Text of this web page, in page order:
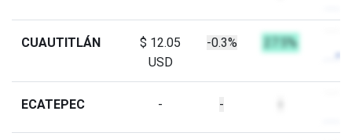
CUAUTITLÁN
$ 12.05
USD
-0.3% 27.5%
ECATEPEC - -